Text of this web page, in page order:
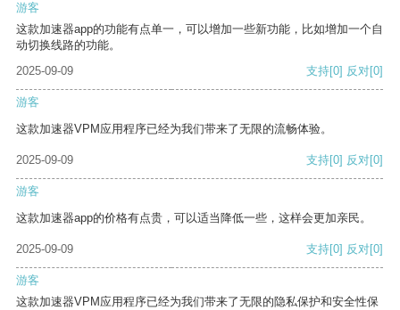
游客
这款加速器app的功能有点单一，可以增加一些新功能，比如增加一个自
动切换线路的功能。
2025-09-09
支持[0] 反对[0]
游客
这款加速器VPM应用程序已经为我们带来了无限的流畅体验。
2025-09-09 支持[0] 反对[0]
游客
这款加速器app的价格有点贵，可以适当降低一些，这样会更加亲民。
2025-09-09 支持[0] 反对[0]
游客
这款加速器VPM应用程序已经为我们带来了无限的隐私保护和安全性保